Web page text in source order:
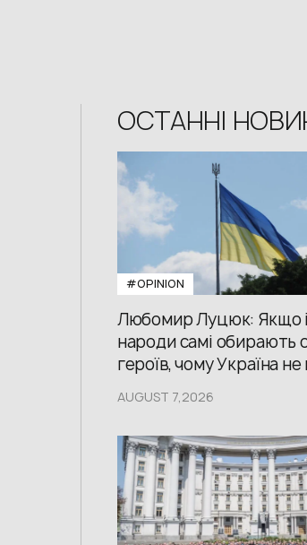
ОСТАННІ
#OPINION
Любомир Луцюк: Якщо
народи самі обирають
героїв, чому Україна
AUGUST 7,2026